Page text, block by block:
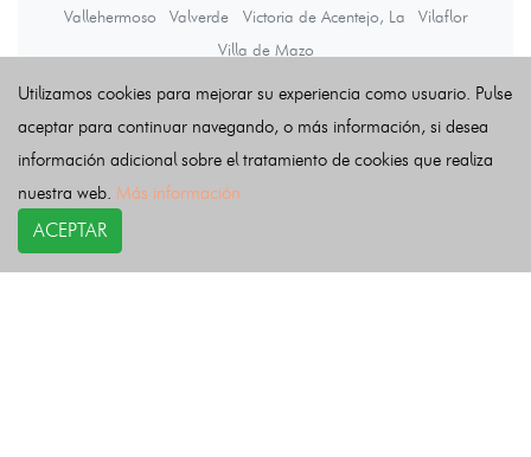
Vallehermoso
Valverde Victoria de Acentejo, La
Vilaflor
Villa de Mazo
Últimas noticias
Utilizamos cookies para mejorar su experiencia como usuario. Pulse
aceptar para continuar navegando, o más información, si desea
información adicional sobre el tratamiento de cookies que realiza
nuestra web. Más información
ACEPTAR